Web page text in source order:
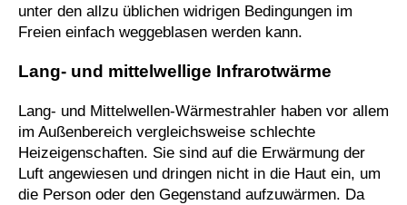
unter den allzu üblichen widrigen Bedingungen im
Freien einfach weggeblasen werden kann.
Lang- und mittelwellige Infrarotwärme
Lang- und Mittelwellen-Wärmestrahler haben vor allem
im Außenbereich vergleichsweise schlechte
Heizeigenschaften. Sie sind auf die Erwärmung der
Luft angewiesen und dringen nicht in die Haut ein, um
die Person oder den Gegenstand aufzuwärmen. Da